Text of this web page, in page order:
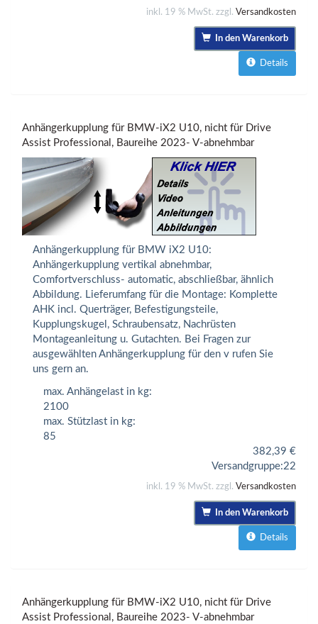
inkl. 19 % MwSt. zzgl. Versandkosten
In den Warenkorb
Details
Anhängerkupplung für BMW-iX2 U10, nicht für Drive
Assist Professional, Baureihe 2023- V-abnehmbar
Anhängerkupplung für BMW iX2 U10:
Anhängerkupplung vertikal abnehmbar,
Comfortverschluss- automatic, abschließbar, ähnlich
Abbildung. Lieferumfang für die Montage: Komplette
AHK incl. Querträger, Befestigungsteile,
Kupplungskugel, Schraubensatz, Nachrüsten
Montageanleitung u. Gutachten. Bei Fragen zur
ausgewählten Anhängerkupplung für den v rufen Sie
uns gern an.
max. Anhängelast in kg:
2100
max. Stützlast in kg:
85
382,39 €
Versandgruppe:22
inkl. 19 % MwSt. zzgl. Versandkosten
In den Warenkorb
Details
Anhängerkupplung für BMW-iX2 U10, nicht für Drive
Assist Professional, Baureihe 2023- V-abnehmbar